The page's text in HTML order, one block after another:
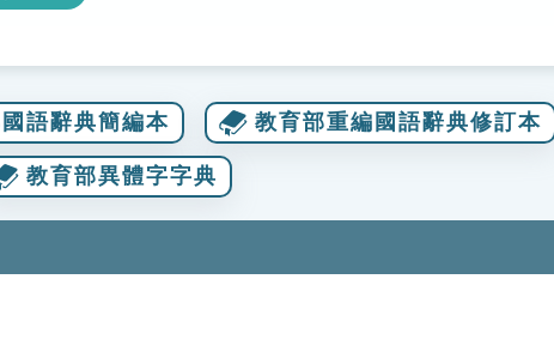
語辭典簡編本 教育部重編國語辭典修訂本
教育部異體字字典